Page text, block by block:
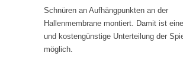
Schnüren an Aufhängpunkten an der
Hallenmembrane montiert. Damit ist
und kostengünstige Unterteilung der
möglich.